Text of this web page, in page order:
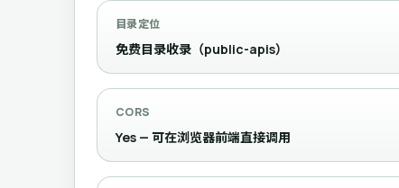
目录定位
免费目录收录（public-apis）
CORS
Yes — 可在浏览器前端直接调用